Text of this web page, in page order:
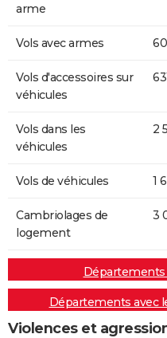
arme
Vols avec armes 60
Vols d'accessoires sur
véhicules
Vols dans les
véhicules
2
Vols de véhicules 1
Cambriolages de
logement
3
Départements
Départements avec
Violences et